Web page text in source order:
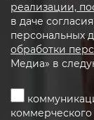
реализации,
в даче
персональных
обработки
Медиа» в